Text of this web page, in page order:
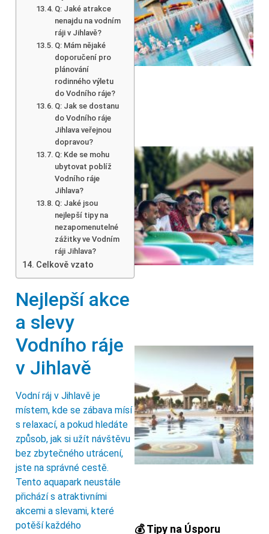
Q: Jaké atrakce
nenajdu na vodním
ráji v Jihlavě?
Q: Mám nějaké
doporučení pro
plánování
rodinného výletu
do Vodního ráje?
Q: Jak se dostanu
do Vodního ráje
Jihlava veřejnou
dopravou?
Q: Kde se mohu
ubytovat poblíž
Vodního ráje
Jihlava?
Q: Jaké jsou
nejlepší tipy na
nezapomenutelné
zážitky ve Vodním
ráji Jihlava?
Celkově vzato
Nejlepší akce
a slevy
Vodního ráje
v Jihlavě
Vodní ráj v Jihlavě je
místem, kde se zábava mísí
s relaxací, a pokud hledáte
způsob, jak si užít návštěvu
bez zbytečného utrácení,
jste na správné cestě.
Tento aquapark neustále
přichází s atraktivními
akcemi a slevami, které
potěší každého
💰 Tipy na Úsporu